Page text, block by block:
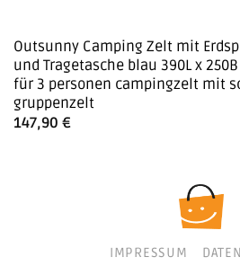
Outsunny Camping Zelt mit
und Tragetasche blau 390L x
für 3 personen campingzelt mit
gruppenzelt
147,90 €
IMPRESSUM